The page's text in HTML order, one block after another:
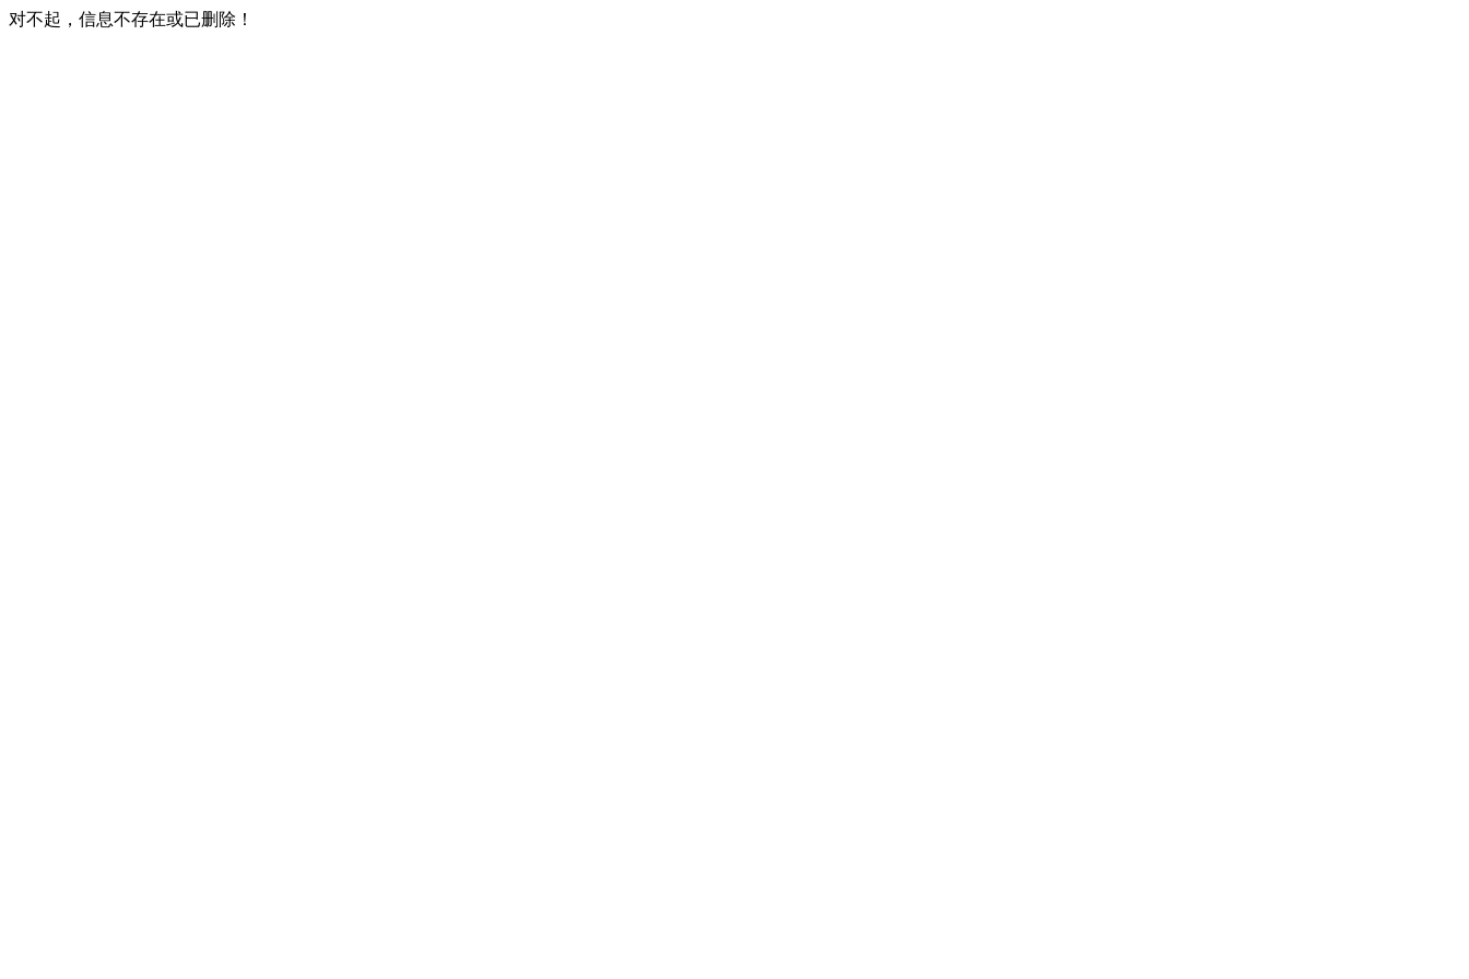
对不起，信息不存在或已删除！